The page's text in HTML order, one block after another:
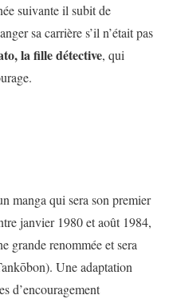
suivante il subit de
sa carrière s’il n’était pas
la fille détective, qui
manga qui sera son premier
janvier 1980 et août 1984,
grande renommée et sera
Une adaptation
d’encouragement